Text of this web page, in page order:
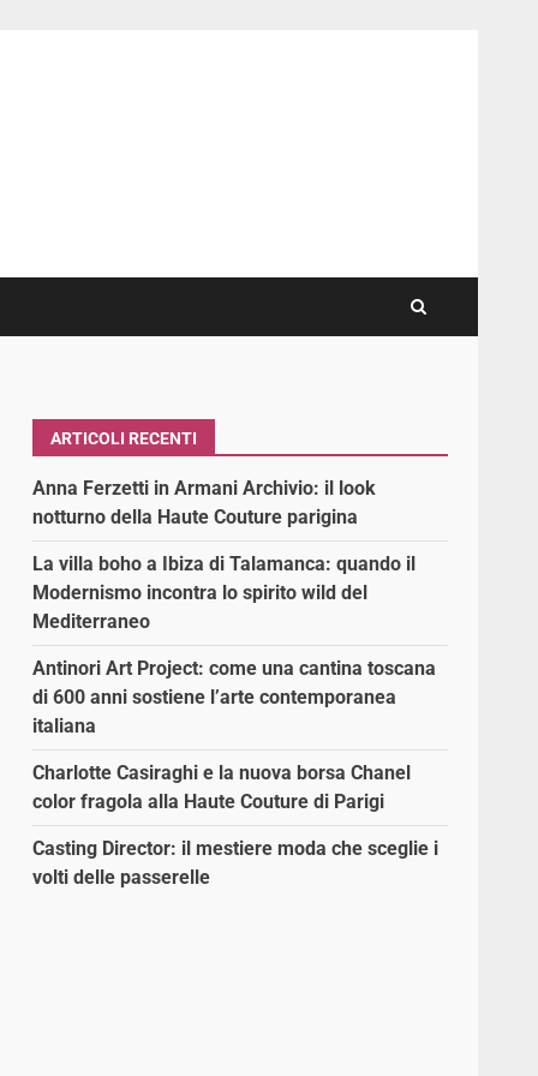
ARTICOLI RECENTI
Anna Ferzetti in Armani Archivio: il look
notturno della Haute Couture parigina
La villa boho a Ibiza di Talamanca: quando il
Modernismo incontra lo spirito wild del
Mediterraneo
Antinori Art Project: come una cantina toscana
di 600 anni sostiene l’arte contemporanea
italiana
Charlotte Casiraghi e la nuova borsa Chanel
color fragola alla Haute Couture di Parigi
Casting Director: il mestiere moda che sceglie i
volti delle passerelle